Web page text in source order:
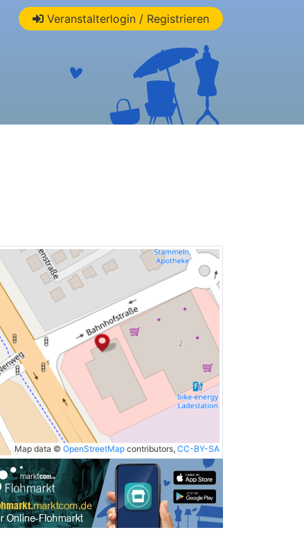
Veranstalterlogin / Registrieren
Map data © OpenStreetMap contributors, CC-BY-SA